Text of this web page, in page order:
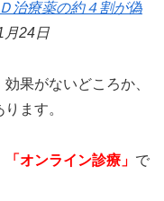
治療薬の約４割が偽
月24日
果がないどころか、
ます。
「オンライン診療」 で